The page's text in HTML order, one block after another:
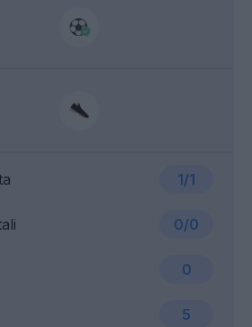
1/1
5
0/0
0